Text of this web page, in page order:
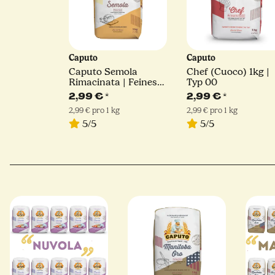
Caputo
Caputo Semola
Rimacinata | Feines
Hartweizengrieß | 1kg
2,99 €*
2,99 € pro 1 kg
5/5
Caputo
Chef (Cuoco) 1kg |
Typ 00
2,99 €*
2,99 € pro 1 kg
5/5